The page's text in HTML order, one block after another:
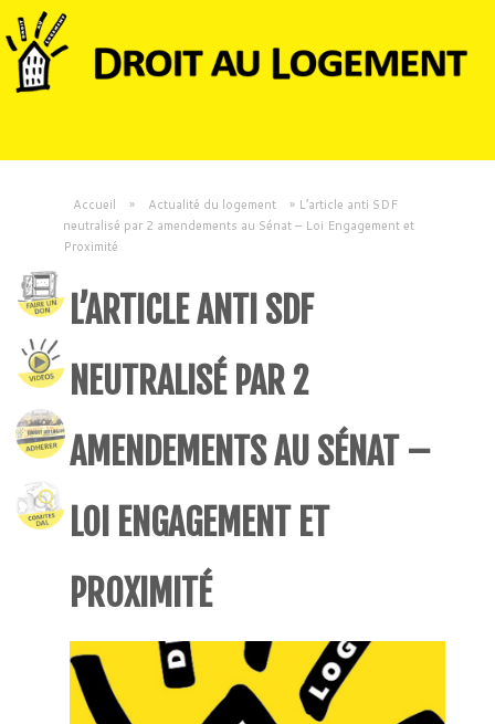
Accueil » Actualité du logement » L’article anti SDF
neutralisé par 2 amendements au Sénat – Loi Engagement et
Proximité
L’ARTICLE ANTI SDF
NEUTRALISÉ PAR 2
AMENDEMENTS AU SÉNAT –
LOI ENGAGEMENT ET
PROXIMITÉ